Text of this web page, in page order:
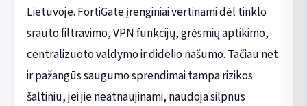
Lietuvoje. FortiGate įrenginiai vertinami dėl tinklo
srauto filtravimo, VPN funkcijų, grėsmių aptikimo,
centralizuoto valdymo ir didelio našumo. Tačiau net
ir pažangūs saugumo sprendimai tampa rizikos
šaltiniu, jei jie neatnaujinami, naudoja silpnus